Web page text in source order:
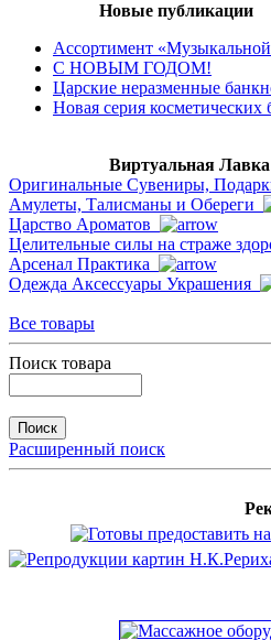
Новые публикации
Ассортимент
С НОВЫМ ГОДОМ!
Царские неразменные
Новая серия косметических
Виртуальная Лавка
Оригинальные Сувениры,
Амулеты, Талисманы и Обереги
Царство Ароматов
Целительные силы на страже
Арсенал Практика
Одежда Аксессуары Украшения
Все товары
Поиск товара
Расширенный поиск